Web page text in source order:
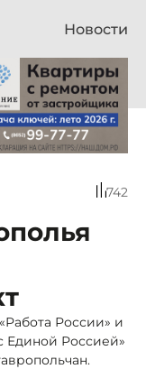
Новости
742
России» и
Единой Россией»